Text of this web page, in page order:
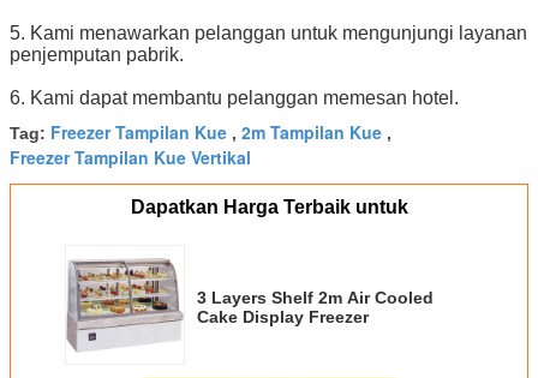
5. Kami menawarkan pelanggan untuk mengunjungi layanan
penjemputan pabrik.
6. Kami dapat membantu pelanggan memesan hotel.
Tag: Freezer Tampilan Kue , 2m Tampilan Kue ,
Freezer Tampilan Kue Vertikal
Dapatkan Harga Terbaik untuk
3 Layers Shelf 2m Air Cooled
Cake Display Freezer